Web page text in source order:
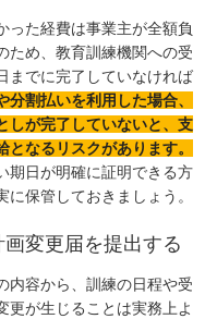
った経費は事業主が全額負
ため、教育訓練機関への受
までに完了していなければ
割払いを利用した場合、
しが完了していないと、支
なるリスクがあります。
期日が明確に証明できる方
保管しておきましょう。
変更届を提出する
内容から、訓練の日程や受
更が生じることは実務上よ